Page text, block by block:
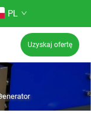
PL
Uzyskaj ofertę